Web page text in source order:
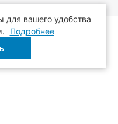
вашего удобства
Подробнее